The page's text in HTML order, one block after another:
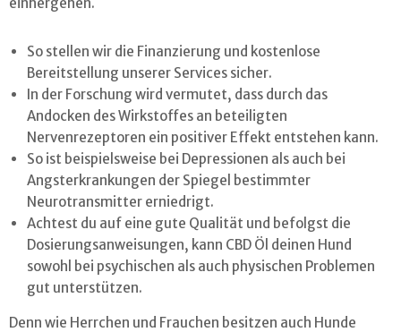
So stellen wir die Finanzierung und kostenlose
Bereitstellung unserer Services sicher.
In der Forschung wird vermutet, dass durch das
Andocken des Wirkstoffes an beteiligten
Nervenrezeptoren ein positiver Effekt entstehen kann.
So ist beispielsweise bei Depressionen als auch bei
Angsterkrankungen der Spiegel bestimmter
Neurotransmitter erniedrigt.
Achtest du auf eine gute Qualität und befolgst die
Dosierungsanweisungen, kann CBD Öl deinen Hund
sowohl bei psychischen als auch physischen Problemen
gut unterstützen.
Denn wie Herrchen und Frauchen besitzen auch Hunde